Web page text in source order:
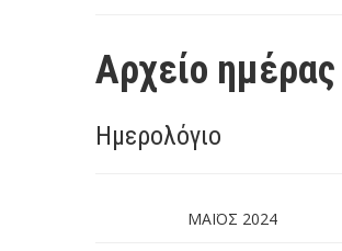
Αρχείο ημέρας
Ημερολόγιο
ΜΆΙΟΣ 2024